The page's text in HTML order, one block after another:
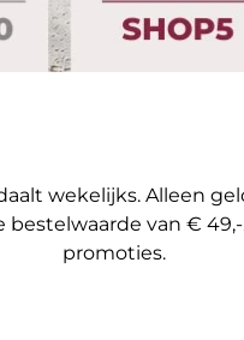
wekelijks. Alleen
bestelwaarde van €
promoties.